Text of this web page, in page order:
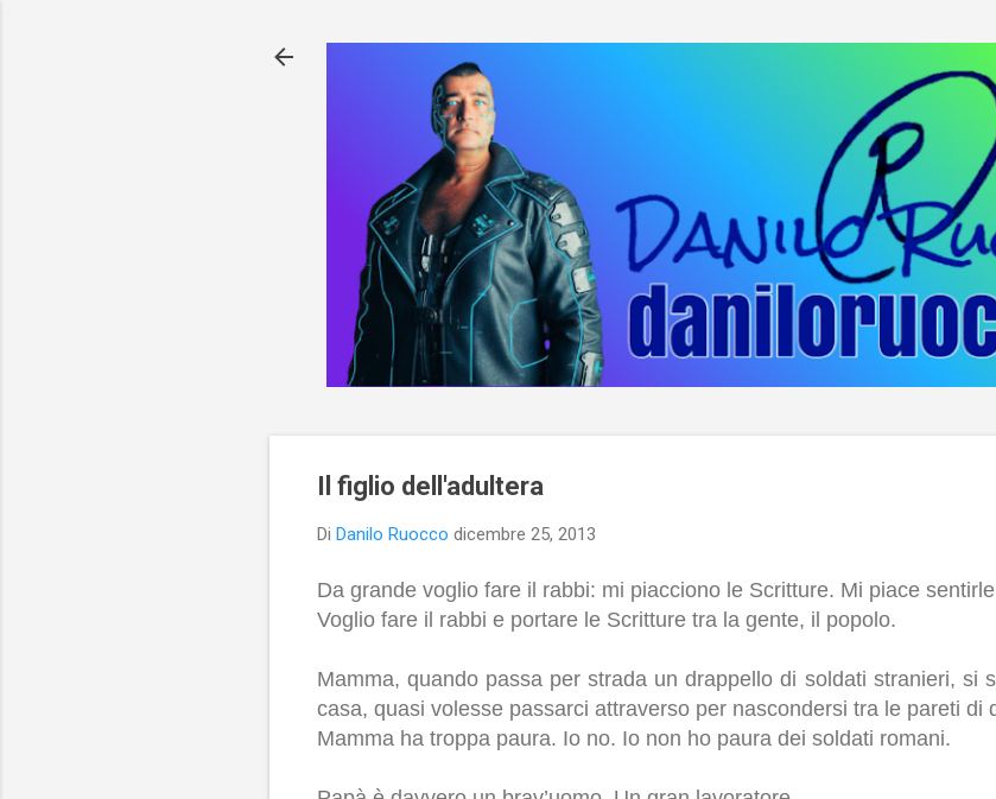
Il figlio dell'adultera
Di Danilo Ruocco dicembre 25, 2013
Da grande voglio fare il rabbi: mi piacciono le Scritture. Mi piace
Voglio fare il rabbi e portare le Scritture tra la gente, il popolo.
Mamma, quando passa per strada un drappello di soldati stranieri, si
casa, quasi volesse passarci attraverso per nascondersi tra le pareti di
Mamma ha troppa paura. Io no. Io non ho paura dei soldati romani.